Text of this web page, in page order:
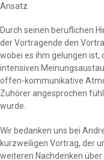
Ansatz.
Durch seinen beruflichen
der Vortragende den
wobei es ihm gelungen ist,
intensiven
offen-kommunikative
Zuhörer angesprochen
wurde.
Wir bedanken uns bei
kurzweiligen Vortrag, der
weiteren Nachdenken über